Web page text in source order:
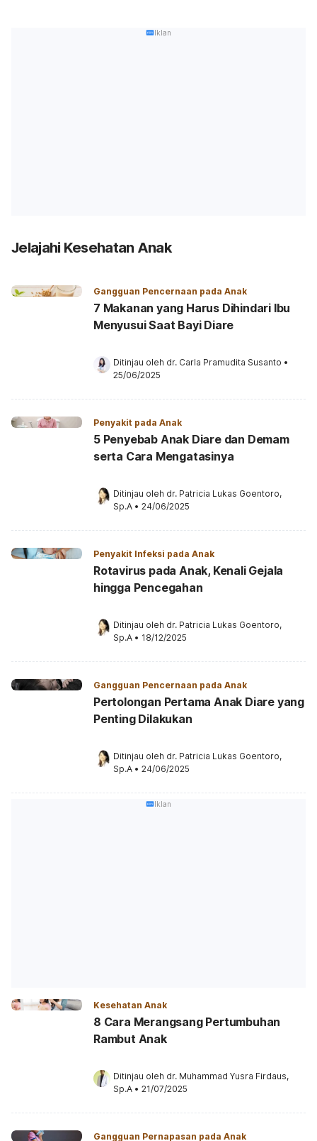
Iklan
Jelajahi Kesehatan Anak
Gangguan Pencernaan pada Anak
7 Makanan yang Harus Dihindari Ibu
Menyusui Saat Bayi Diare
Ditinjau oleh dr. Carla Pramudita Susanto •
25/06/2025
Penyakit pada Anak
5 Penyebab Anak Diare dan Demam
serta Cara Mengatasinya
Ditinjau oleh dr. Patricia Lukas Goentoro,
Sp.A • 24/06/2025
Penyakit Infeksi pada Anak
Rotavirus pada Anak, Kenali Gejala
hingga Pencegahan
Ditinjau oleh dr. Patricia Lukas Goentoro,
Sp.A • 18/12/2025
Gangguan Pencernaan pada Anak
Pertolongan Pertama Anak Diare yang
Penting Dilakukan
Ditinjau oleh dr. Patricia Lukas Goentoro,
Sp.A • 24/06/2025
Iklan
Kesehatan Anak
8 Cara Merangsang Pertumbuhan
Rambut Anak
Ditinjau oleh dr. Muhammad Yusra Firdaus,
Sp.A • 21/07/2025
Gangguan Pernapasan pada Anak